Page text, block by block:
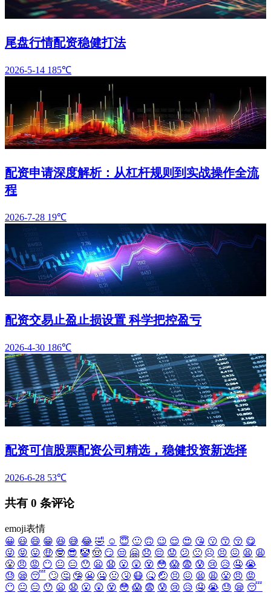
尾盘行情配资稳健打法
2026-5-14 185℃
配资申请深度解析：从杠杆规则到实战操作全流
程
2026-7-28 19℃
配资交易止盈止损设置 科学把控盈亏
2026-4-30 186℃
配资可信股票配资公司精选，稳健投资新选择
2026-6-28 53℃
共有 0 条评论
emoji表情
😀 😃 😄 😁 😆 😅 😂 🤣 ☺️ 😇 🙂 🙃 😉 😌 😍 😘 😗 😙 😚 😋
😜 😝 😛 🤑 🤓 😎 🤡 🤠 😏 😒 🤗 😞 😔 😟 😕 🙁 ☹️ 😣 😖 😫 😩
😤 😠 😡 😶 😐 😑 😯 😦 😧 😮 😲 😵 😳 😱 😨 😰 😢 😥 🤤 😭
😓 😪 😴 🙄 🤔 🤥 😬 🤐 🤢 🤧 😷 🤒 🤕 😣 😖 😫 😩 😤 😠 😡
😶 😐 😑 😯 😦 😧 😮 😲 😵 😳 😱 😨 😰 😢 😥 🤤 😭 😓 😪 😴